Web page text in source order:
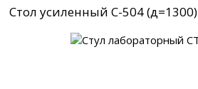
Стол усиленный С-504 (д=1300)